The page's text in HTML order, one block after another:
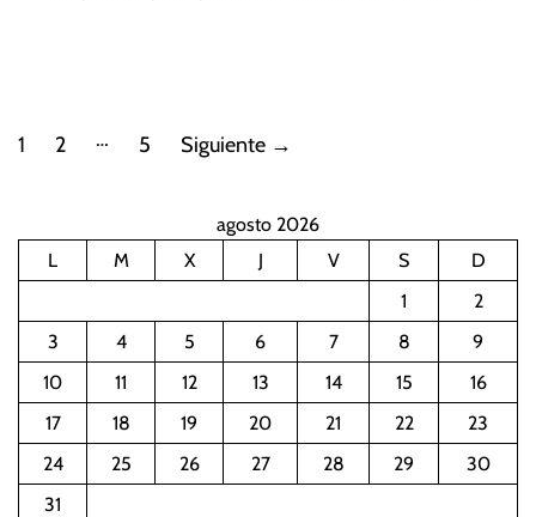
P
g
i
c
i
1 2 … 5 Siguiente →
agosto 2026
L
M X J V S
D
1
2
3
4 5 6 7 8
9
10
11 12 13 14 15
16
17
18 19 20 21 22
23
24
25 26 27 28 29
30
31